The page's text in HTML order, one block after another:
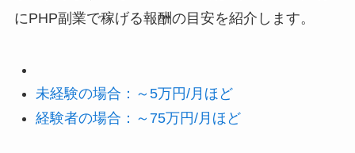
にPHP副業で稼げる報酬の目安を紹介します。
未経験の場合：～5万円/月ほど
経験者の場合：～75万円/月ほど